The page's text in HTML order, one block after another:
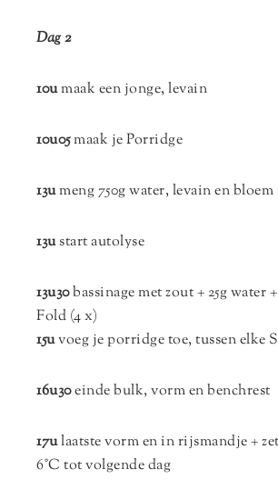
Dag 2
10umaak een jonge, levain
10u05maak je Porridge
13umeng 750g water, levain en bloem
13ustart autolyse
13u30bassinage met zout + 25g water
Fold (4 x)
15uvoeg je porridge toe, tussen elke
16u30einde bulk, vorm en benchrest
17ulaatste vorm en in rijsmandje +
6°C tot volgende dag